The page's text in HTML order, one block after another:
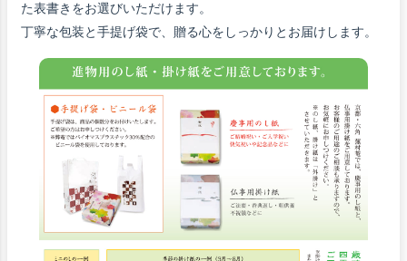
た表書きをお選びいただけます。
丁寧な包装と手提げ袋で、贈る心をしっかりとお届けします。